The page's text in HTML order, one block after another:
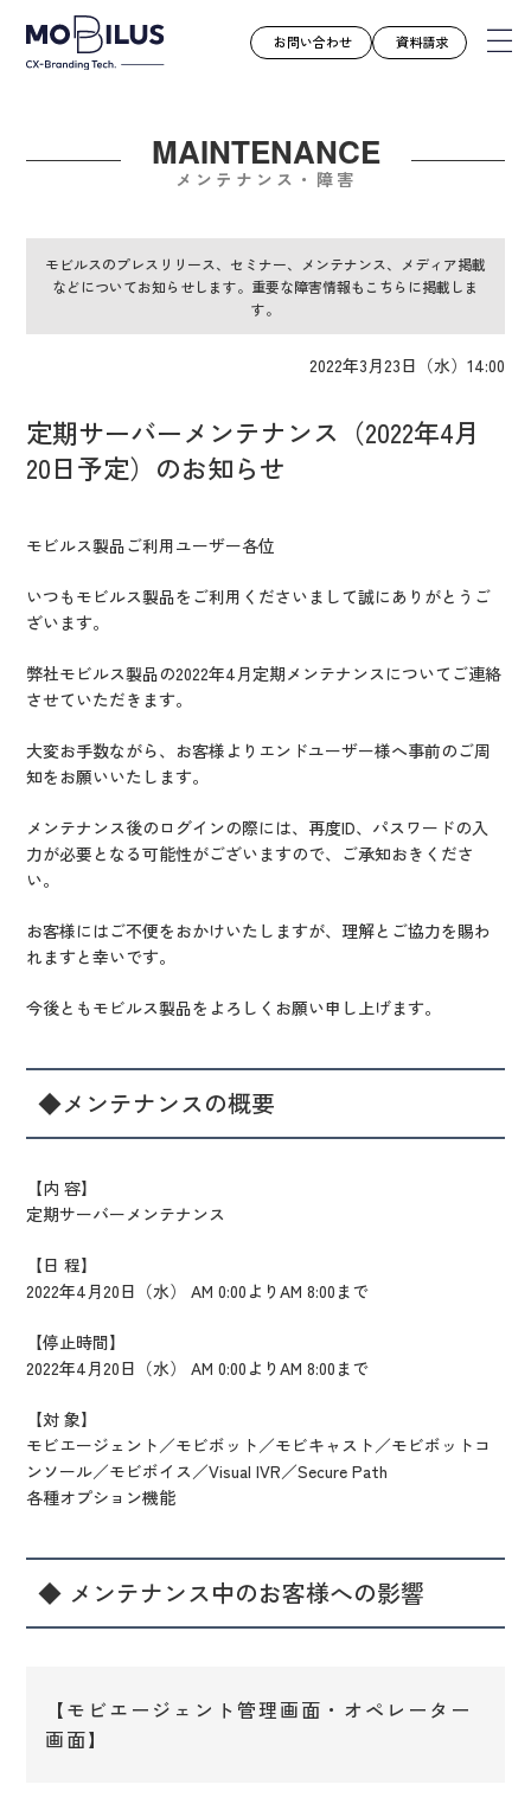
モビルスとは
導入事例
ユースケース
お知らせ
お役立ち資料
会社案内
IR情報
CX向上情報サイト
お問い合わせ 資料請求
MAINTENANCE
メンテナンス・障害
モビルスのプレスリリース、セミナー、メンテナンス、メディア掲載
などについてお知らせします。重要な障害情報もこちらに掲載しま
す。
2022年3月23日（水）14:00
定期サーバーメンテナンス（2022年4月
20日予定）のお知らせ
モビルス製品ご利用ユーザー各位
いつもモビルス製品をご利用くださいまして誠にありがとうご
ざいます。
弊社モビルス製品の2022年4月定期メンテナンスについてご連絡
させていただきます。
大変お手数ながら、お客様よりエンドユーザー様へ事前のご周
知をお願いいたします。
メンテナンス後のログインの際には、再度ID、パスワードの入
力が必要となる可能性がございますので、ご承知おきくださ
い。
お客様にはご不便をおかけいたしますが、理解とご協力を賜わ
れますと幸いです。
今後ともモビルス製品をよろしくお願い申し上げます。
◆メンテナンスの概要
【内 容】
定期サーバーメンテナンス
【日 程】
2022年4月20日（水） AM 0:00よりAM 8:00まで
【停止時間】
2022年4月20日（水） AM 0:00よりAM 8:00まで
【対 象】
モビエージェント／モビボット／モビキャスト／モビボットコ
ンソール／モビボイス／Visual IVR／Secure Path
各種オプション機能
◆ メンテナンス中のお客様への影響
【モビエージェント管理画面・オペレーター
画面】